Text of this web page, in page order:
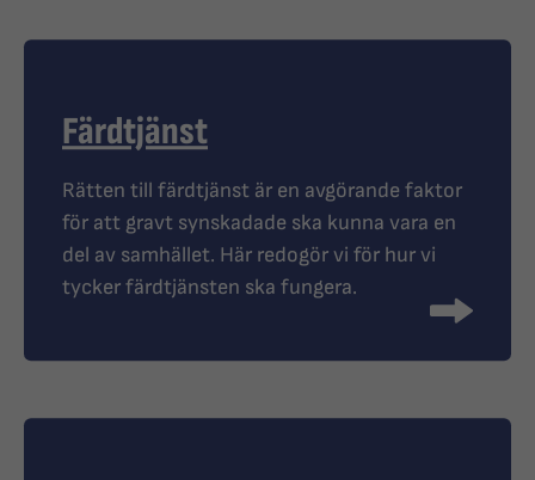
Färdtjänst
Rätten till färdtjänst är en avgörande faktor
för att gravt synskadade ska kunna vara en
del av samhället. Här redogör vi för hur vi
tycker färdtjänsten ska fungera.